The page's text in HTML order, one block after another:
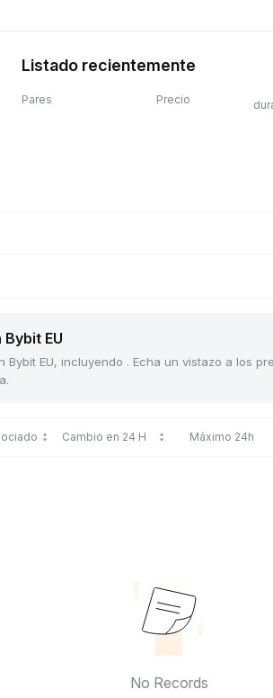
Listado recientemente
Pares Precio
EU
EU, incluyendo . Echa un vistazo a los
Cambio en 24 H Máximo 24h
No Records